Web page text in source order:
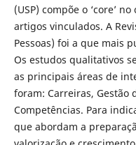
(USP) compõe o ‘core’
artigos vinculados. A
Pessoas) foi a que mais
Os estudos qualitativos
as principais áreas de
foram: Carreiras, Gestão
Competências. Para
que abordam a